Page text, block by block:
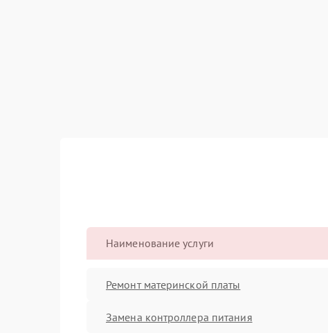
Наименование услуги
Ремонт материнской платы
Замена контроллера питания